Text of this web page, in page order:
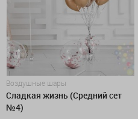
Воздушные шары
Сладкая жизнь (Средний сет
№4)